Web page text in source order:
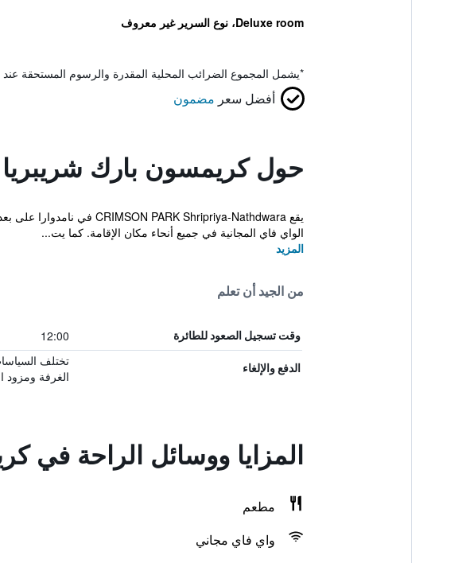
Deluxe room، نوع السرير غير معروف
*يشمل المجموع الضرائب المحلية المقدرة والرسوم المستحقة عند
أفضل سعر مضمون
حول كريمسون بارك
الواي فاي المجانية في جميع أنحاء مكان الإقامة. كما يت...
المزيد
من الجيد أن تعلم
وقت تسجيل الصعود للطائرة 12:00
الدفع والإلغاء
تختلف
الغرفة ومزود
المزايا ووسائل الراحة في
مطعم
واي فاي مجاني